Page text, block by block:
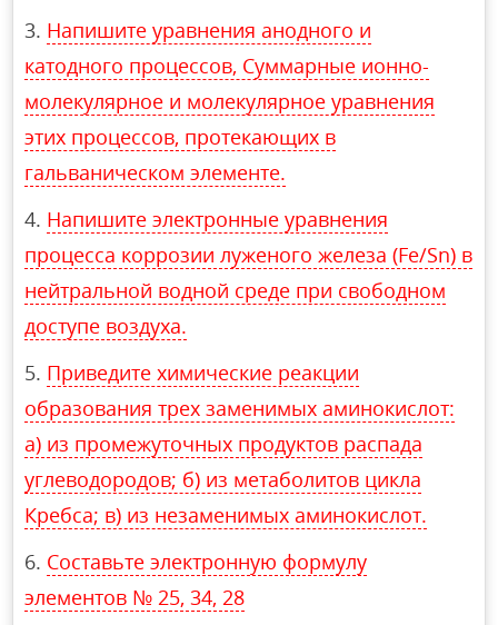
Напишите уравнения анодного и
катодного процессов, Суммарные ионно-
молекулярное и молекулярное уравнения
этих процессов, протекающих в
гальваническом элементе.
Напишите электронные уравнения
процесса коррозии луженого железа (Fe/Sn) в
нейтральной водной среде при свободном
доступе воздуха.
Приведите химические реакции
образования трех заменимых аминокислот:
а) из промежуточных продуктов распада
углеводородов; б) из метаболитов цикла
Кребса; в) из незаменимых аминокислот.
Составьте электронную формулу
элементов № 25, 34, 28